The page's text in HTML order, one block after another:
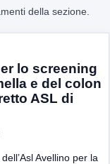
della sezione.
lo screening
e del colon
ASL di
Avellino per la